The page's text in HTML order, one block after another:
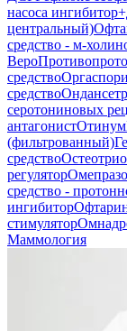
насоса
центральный)
средство - м-
Веро
средство
средство
серотониновых
антагонистОтинум
(фильтрованный)
средство
регулятор
средство -
ингибитор
стимулятор
Маммология